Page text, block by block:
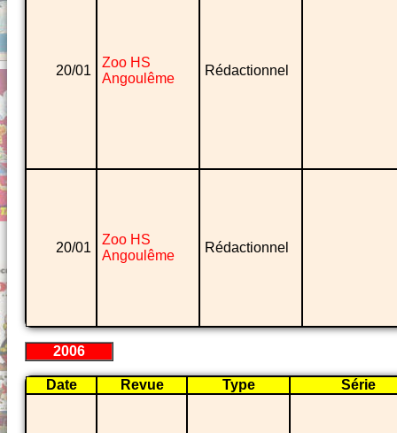
20/01
Zoo HS
Angoulême
Rédactionnel
20/01
Zoo HS
Angoulême
Rédactionnel
2006
Date Revue Type Série